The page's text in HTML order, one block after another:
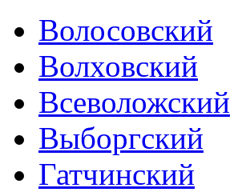
Волосовский
Волховский
Всеволожский
Выборгский
Гатчинский